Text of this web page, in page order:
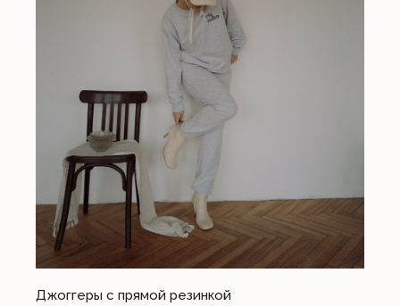
Джоггеры с прямой резинкой